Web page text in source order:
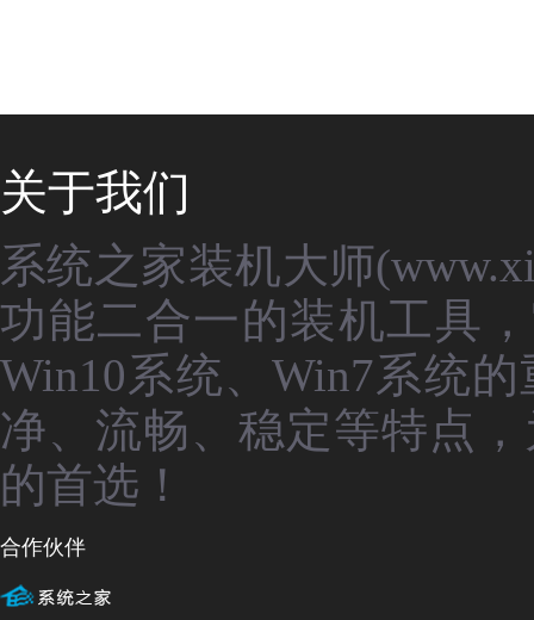
关于我们
系统之家装机大师
功能二合一的装机工具
Win10系统、Win7系统
净、流畅、稳定等特点
的首选！
合作伙伴